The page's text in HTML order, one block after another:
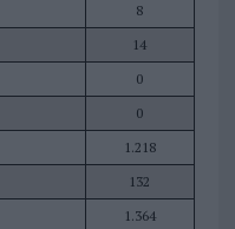
8
14
0
0
1.218
132
1.364